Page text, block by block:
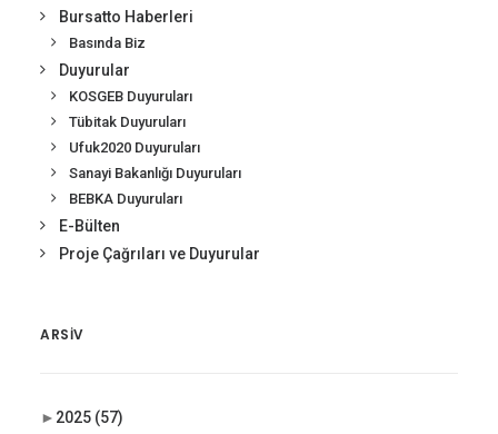
Bursatto Haberleri
Basında Biz
Duyurular
KOSGEB Duyuruları
Tübitak Duyuruları
Ufuk2020 Duyuruları
Sanayi Bakanlığı Duyuruları
BEBKA Duyuruları
E-Bülten
Proje Çağrıları ve Duyurular
ARSIV
► 2025 (57)